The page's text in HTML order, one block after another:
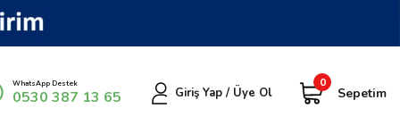
WhatsApp Destek
0530 387 13 65 Giriş Yap / Üye Ol
0
Sepetim